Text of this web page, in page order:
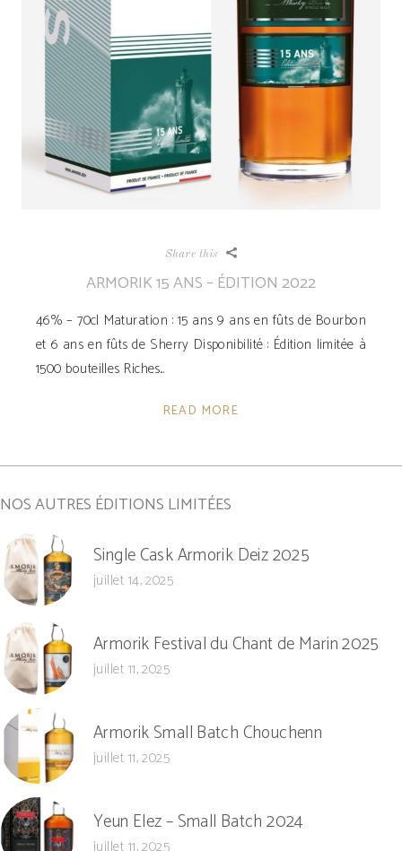
Share this
ARMORIK 15 ANS – ÉDITION 2022
46% – 70cl Maturation : 15 ans 9 ans en fûts de Bourbon
et 6 ans en fûts de Sherry Disponibilité ­: Édition limitée à
1500 bouteilles Riches
READ MORE
NOS AUTRES ÉDITIONS LIMITÉES
Single Cask Armorik Deiz 2025
juillet 14, 2025
Armorik Festival du Chant de Marin 2025
juillet 11, 2025
Armorik Small Batch Chouchenn
juillet 11, 2025
Yeun Elez – Small Batch 2024